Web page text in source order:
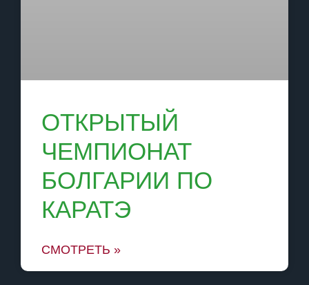
ОТКРЫТЫЙ
ЧЕМПИОНАТ
БОЛГАРИИ ПО
КАРАТЭ
СМОТРЕТЬ »